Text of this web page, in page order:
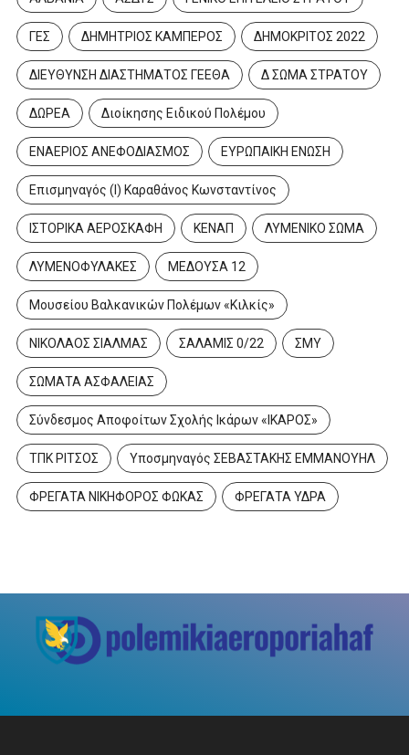
ΓΕΣ ΔΗΜΗΤΡΙΟΣ ΚΑΜΠΕΡΟΣ ΔΗΜΟΚΡΙΤΟΣ 2022
ΔΙΕΥΘΥΝΣΗ ΔΙΑΣΤΗΜΑΤΟΣ ΓΕΕΘΑ Δ ΣΩΜΑ ΣΤΡΑΤΟΥ
ΔΩΡΕΑ Διοίκησης Ειδικού Πολέμου
ΕΝΑΕΡΙΟΣ ΑΝΕΦΟΔΙΑΣΜΟΣ ΕΥΡΩΠΑΙΚΗ ΕΝΩΣΗ
Επισμηναγός (Ι) Καραθάνος Κωνσταντίνος
ΙΣΤΟΡΙΚΑ ΑΕΡΟΣΚΑΦΗ ΚΕΝΑΠ ΛΥΜΕΝΙΚΟ ΣΩΜΑ
ΛΥΜΕΝΟΦΥΛΑΚΕΣ ΜΕΔΟΥΣΑ 12
Μουσείου Βαλκανικών Πολέμων «Κιλκίς»
ΝΙΚΟΛΑΟΣ ΣΙΑΛΜΑΣ ΣΑΛΑΜΙΣ 0/22 ΣΜΥ
ΣΩΜΑΤΑ ΑΣΦΑΛΕΙΑΣ
Σύνδεσμος Αποφοίτων Σχολής Ικάρων «ΙΚΑΡΟΣ»
ΤΠΚ ΡΙΤΣΟΣ Υποσμηναγός ΣΕΒΑΣΤΑΚΗΣ ΕΜΜΑΝΟΥΗΛ
ΦΡΕΓΑΤΑ ΝΙΚΗΦΟΡΟΣ ΦΩΚΑΣ ΦΡΕΓΑΤΑ ΥΔΡΑ